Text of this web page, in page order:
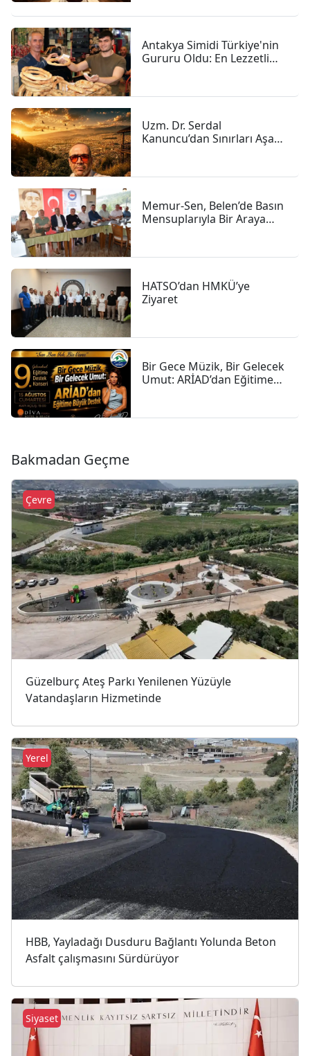
Antakya Simidi Türkiye'nin
Gururu Oldu: En Lezzetli
Uzm. Dr. Serdal
Kanuncu’dan Sınırları Aşan
Memur-Sen, Belen’de Basın
Mensuplarıyla Bir Araya
HATSO’dan HMKÜ’ye
Ziyaret
Bir Gece Müzik, Bir Gelecek
Umut: ARİAD’dan Eğitime
Bakmadan Geçme
Güzelburç Ateş Parkı Yenilenen Yüzüyle
Vatandaşların Hizmetinde
Çevre
HBB, Yayladağı Dusduru Bağlantı Yolunda Beton
Asfalt çalışmasını Sürdürüyor
Yerel
Siyaset